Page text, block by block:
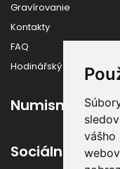
vášho
Gravírovanie
Kontakty
FAQ
Hodinářský slovník
Numismatika
Sociálne siete